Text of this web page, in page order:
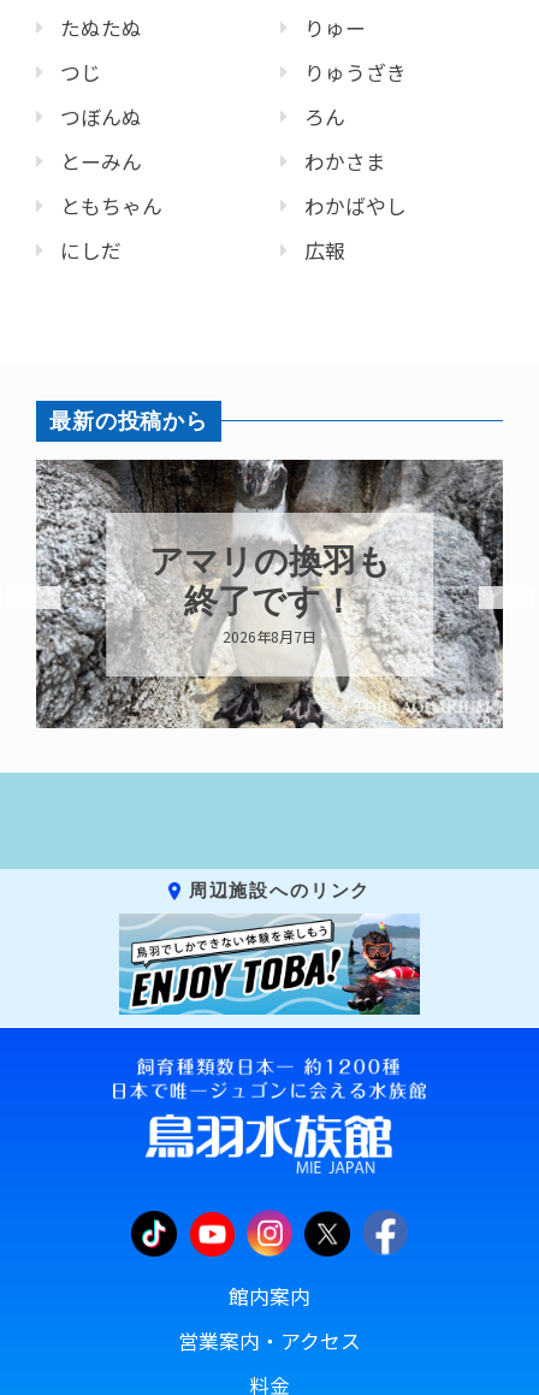
たぬたぬ
つじ
つぼんぬ
とーみん
ともちゃん
にしだ
りゅー
りゅうざき
ろん
わかさま
わかばやし
広報
最新の投稿から
アマリの換羽も
終了です！
2026年8月7日
周辺施設へのリンク
館内案内
営業案内・アクセス
料金